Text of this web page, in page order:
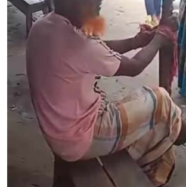
বাণিজ্য
শিল্প ও সাহিত্য
রাজনীতি
Bangla